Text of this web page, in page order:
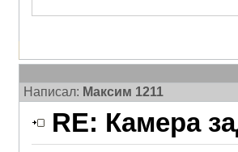
Написал: Максим 1211
RE: Камера